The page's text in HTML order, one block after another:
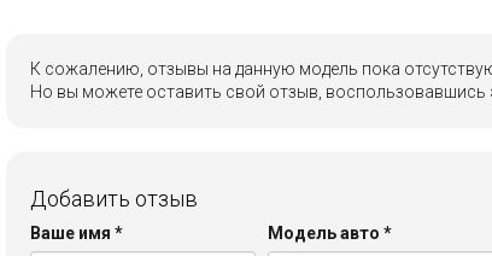
К сожалению, отзывы на данную модель пока
Но вы можете оставить свой отзыв, воспользовавшись
Добавить отзыв
Ваше имя * Модель авто*